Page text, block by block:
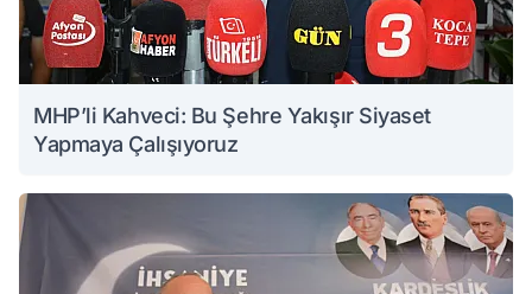
MHP’li Kahveci: Bu Şehre Yakışır Siyaset
Yapmaya Çalışıyoruz